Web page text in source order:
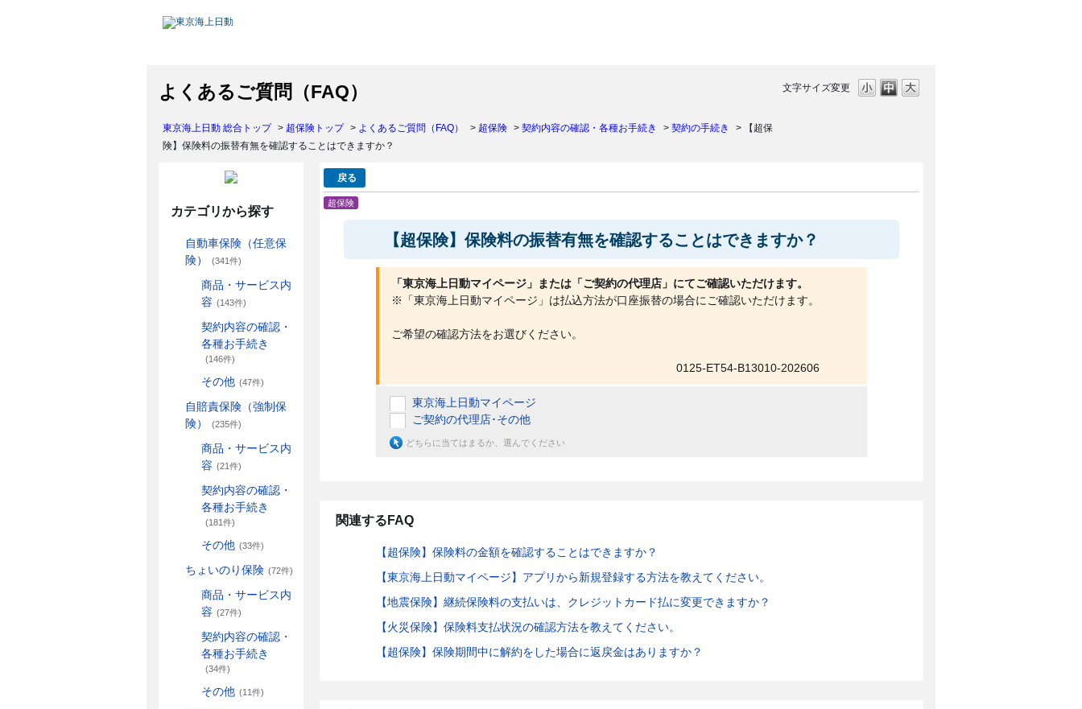
よくあるご質問（FAQ） 文字サイズ変更
東京海上日動 総合トップ > 超保険トップ > よくあるご質問（FAQ） > 超保険 > 契約内容の確認・各種お手続き > 契約の手続き >
【超保
険】保険料の振替有無を確認することはできますか？
カテゴリから探す
自動車保険（任意保
険）
(341件)
商品・サービス内
容 (143件)
契約内容の確認・
各種お手続き
(146件)
その他 (47件)
自賠責保険（強制保
険）
(235件)
商品・サービス内
容 (21件)
契約内容の確認・
各種お手続き
(181件)
その他 (33件)
ちょいのり保険 (72件)
商品・サービス内
容 (27件)
契約内容の確認・
各種お手続き
(34件)
その他 (11件)
戻る
超保険
【超保険】保険料の振替有無を確認することはできますか？
「東京海上日動マイページ」または「ご契約の代理店」にてご確認いただけます。
※「東京海上日動マイページ」は払込方法が口座振替の場合にご確認いただけます。
ご希望の確認方法をお選びください。
0125-ET54-B13010-202606
東京海上日動マイページ
ご契約の代理店･その他
どちらに当てはまるか、選んでください
関連するFAQ
【超保険】保険料の金額を確認することはできますか？
【東京海上日動マイページ】アプリから新規登録する方法を教えてください。
【地震保険】継続保険料の支払いは、クレジットカード払に変更できますか？
【火災保険】保険料支払状況の確認方法を教えてください。
【超保険】保険期間中に解約をした場合に返戻金はありますか？